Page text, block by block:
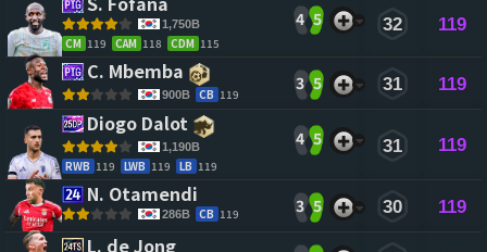
1,750B
CM 119 CAM 118 CDM 115
4 5 32 119
C. Mbemba
900B CB 119
3 5 31 119
Diogo Dalot
1,190B
RWB 119 LWB 119 LB 119
4 5 31 119
N. Otamendi
286B CB 119 3 5 30 119
L. de Jong